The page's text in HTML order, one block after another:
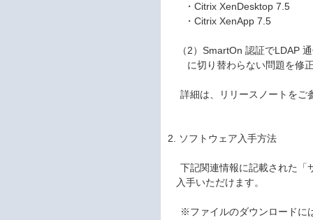
・Citrix XenDesktop 7.5
・Citrix XenApp 7.5
（2）SmartOn 認証でLDAP
に切り替わらない問題を修正
詳細は、リリースノートをご
2. ソフトウェア入手方法
下記関連情報に記載された「
入手いただけます。
※ファイルのダウンロードに